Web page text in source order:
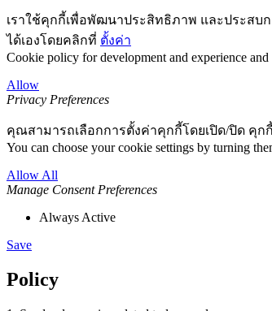
เราใช้คุกกี้เพื่อพัฒนาประสิทธิภาพ และประส
ได้เองโดยคลิกที่ ตั้งค่า
Cookie policy for development and experience
Allow
Privacy Preferences
คุณสามารถเลือกการตั้งค่าคุกกี้โดยเปิด/ปิด คุก
You can choose your cookie settings by turning
Allow All
Manage Consent Preferences
Always Active
Save
Policy